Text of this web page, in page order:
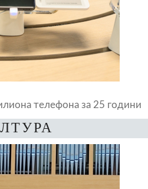
телефона за 25 години